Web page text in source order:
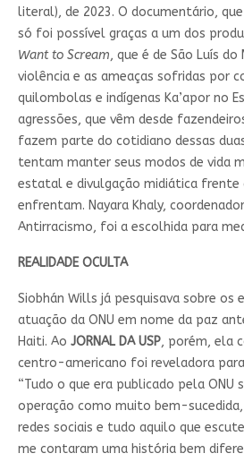
literal), de 2023. O documentário,
só foi possível graças a um dos
Want to Scream, que é de São Luís
violência e as ameaças sofridas por
quilombolas e indígenas Ka’apor no
agressões, que vêm desde
fazem parte do cotidiano dessas
tentam manter seus modos de vida
estatal e divulgação midiática frente
enfrentam. Nayara Khaly,
Antirracismo, foi a escolhida para
REALIDADE OCULTA
Siobhán Wills já pesquisava sobre os
atuação da ONU em nome da paz
Haiti. Ao JORNAL DA USP, porém, ela
centro-americano foi reveladora
“Tudo o que era publicado pela ONU
operação como muito bem-
redes sociais e tudo aquilo que
me contaram uma história bem